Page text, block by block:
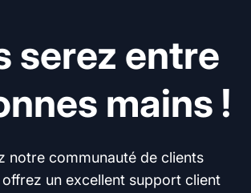
serez entre
mains !
notre communauté de clients
un excellent support client